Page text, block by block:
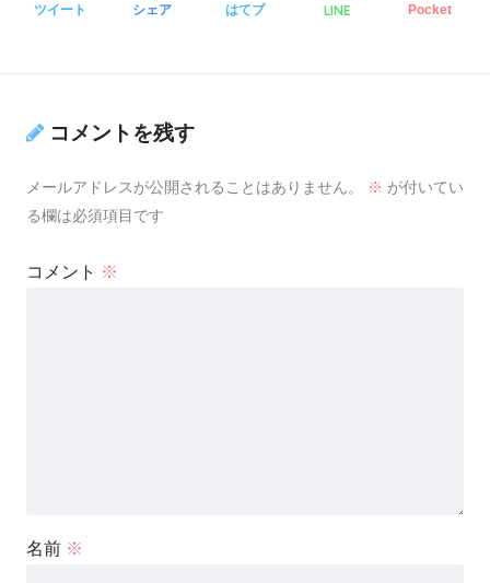
ツイート シェア はてブ LINE Pocket
コメントを残す
メールアドレスが公開されることはありません。 ※ が付いてい
る欄は必須項目です
コメント ※
名前 ※